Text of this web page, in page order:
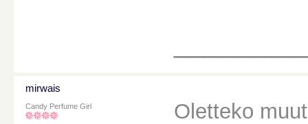
mirwais
Candy Perfume Girl
Oletteko